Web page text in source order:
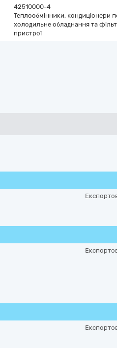
42510000-4
Теплообмінники, кондиціонери
холодильне обладнання та
пристрої